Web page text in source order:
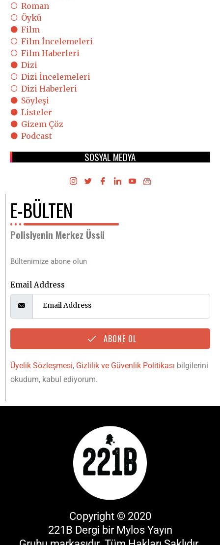
Roman
Öykü
Film
Film İncelemeleri
Film Haberleri
Dizi
Dizi İncelemeleri
Dizi Haberleri
Söyleşi
Listeler
Gizem Çöz
Podcast
SOSYAL MEDYA
E-BÜLTEN
Polisiyenin Merkez Üssü
Bültenimize abone olun
Email Address
ABONE OL
Üyelik Sözleşmesi, Gizlilik ve Güvenlik Politikası bilgilerini
okudum, kabul ediyorum.
Copyright © 2020
221B Dergi bir Mylos Yayın